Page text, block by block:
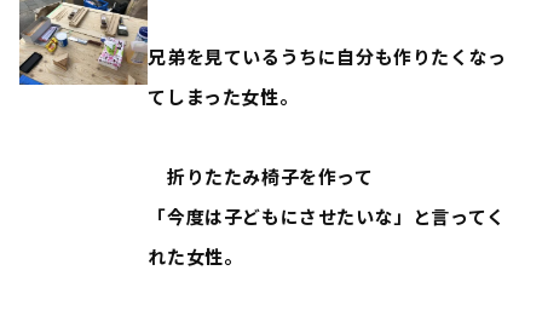
兄弟を見ているうちに自分も作りたくなっ
てしまった女性。
折りたたみ椅子を作って
「今度は子どもにさせたいな」と言ってく
れた女性。